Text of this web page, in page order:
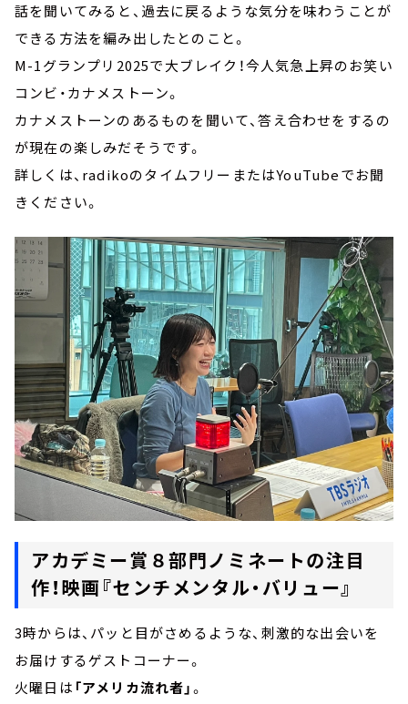
話を聞いてみると、過去に戻るような気分を味わうことが
できる方法を編み出したとのこと。
M-1グランプリ2025で大ブレイク！今人気急上昇のお笑い
コンビ・カナメストーン。
カナメストーンのあるものを聞いて、答え合わせをするの
が現在の楽しみだそうです。
詳しくは、radikoのタイムフリーまたはYouTubeでお聞
きください。
アカデミー賞８部門ノミネートの注目
作！映画『センチメンタル・バリュー』
3時からは、パッと目がさめるような、刺激的な出会いを
お届けするゲストコーナー。
火曜日は 「アメリカ流れ者」。